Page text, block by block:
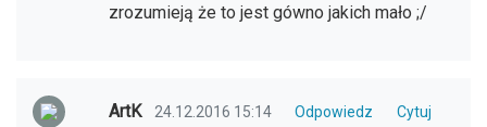
zrozumieją że to jest gówno jakich mało ;/
ArtK 24.12.2016 15:14 Odpowiedz Cytuj